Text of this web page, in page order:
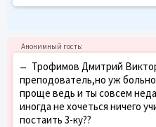
– Трофимов Дмитрий
преподователь,но уж
проще ведь и ты совсем
иногда не хочеться ничего
постаить 3-ку??